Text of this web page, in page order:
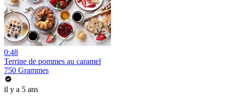
0:48
Terrine de pommes au caramel
750 Grammes
il y a 5 ans